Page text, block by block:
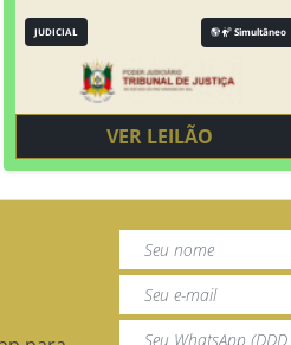
JUDICIAL Simultâneo
VER LEILÃO